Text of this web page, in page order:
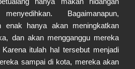
Bagaimanapun,
enak hanya akan meningkatkan
dan akan mengganggu mereka
itulah hal tersebut menjadi
sampai di kota, mereka akan